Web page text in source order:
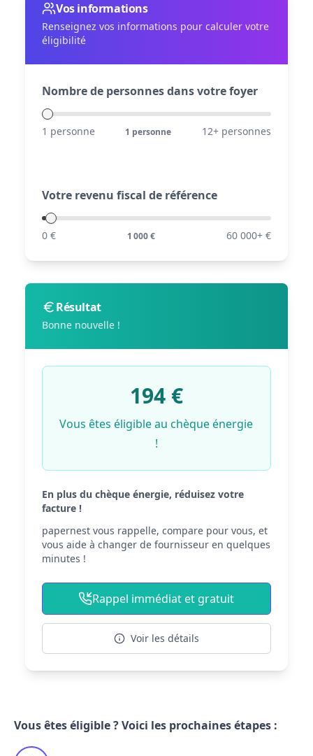
Vos informations
Renseignez vos informations pour calculer votre
éligibilité
Nombre de personnes dans votre foyer
1 personne 1 personne 12+ personnes
Votre revenu fiscal de référence
0 € 1 000€ 60 000+ €
Résultat
Bonne nouvelle !
194€
Vous êtes éligible au chèque énergie
!
En plus du chèque énergie, réduisez votre
facture !
papernest vous rappelle, compare pour vous, et
vous aide à changer de fournisseur en quelques
minutes !
Rappel immédiat et gratuit
Voir les détails
Vous êtes éligible ? Voici les prochaines étapes :